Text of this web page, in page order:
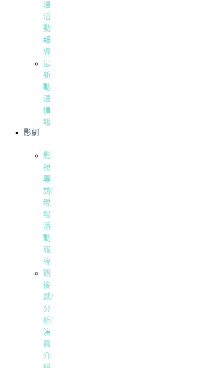
漫
活
動
報
導
最
新
動
漫
情
報
影劇
影
視
專
訪/
現
場
活
動
報
導
觀
後
感/
分
析/
演
員
介